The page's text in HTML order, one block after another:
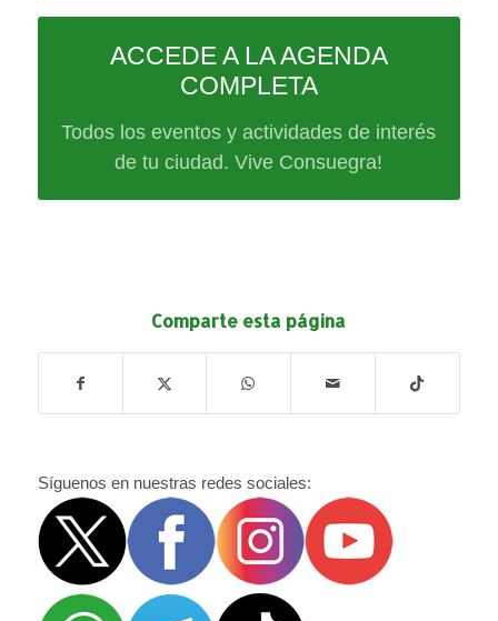
ACCEDE A LA AGENDA
COMPLETA
Todos los eventos y actividades de interés
de tu ciudad. Vive Consuegra!
Comparte esta página
Síguenos en nuestras redes sociales: